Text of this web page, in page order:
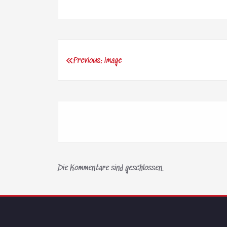
Beitragsnavigation
Previous: image
Die Kommentare sind geschlossen.